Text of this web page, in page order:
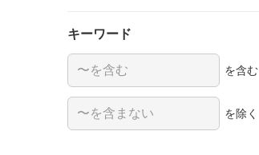
キーワード
を含む
を除く